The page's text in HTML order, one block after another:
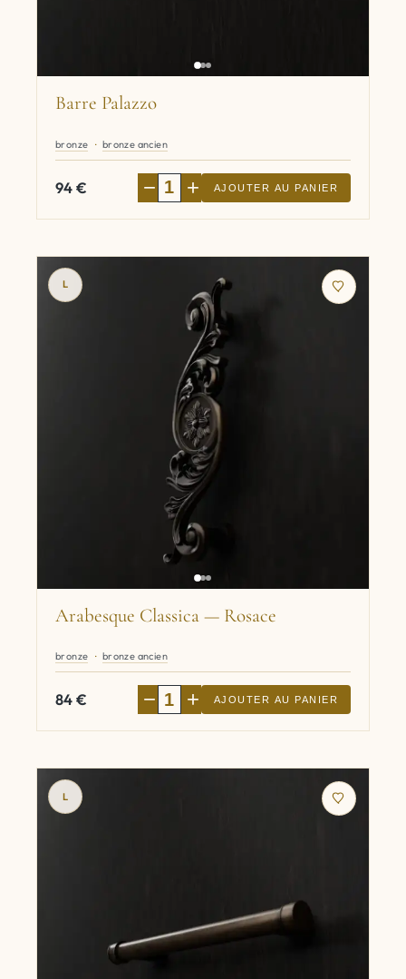
Barre Palazzo
bronze bronze ancien
94€ − + AJOUTER AU PANIER
L
Arabesque Classica — Rosace
bronze bronze ancien
84€ − + AJOUTER AU PANIER
L